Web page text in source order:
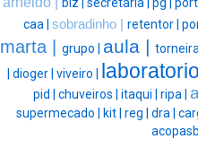
caa | sobradinho | retentor |
marta | grupo | aula | torneira
dioger | viveiro |
pid | chuveiros | itaqui | ripa |
supermecado |
kit | reg | dra |
acopasb